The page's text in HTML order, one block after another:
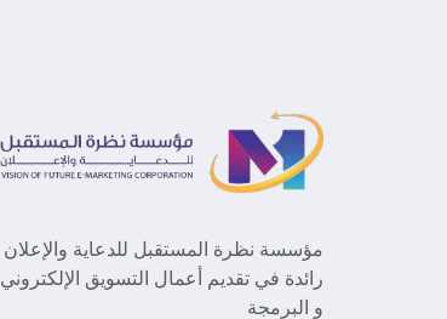
مؤسسة نظرة المستقبل للدعاية والإعلان
رائدة في تقديم أعمال التسويق الإلكتروني
و البرمجة